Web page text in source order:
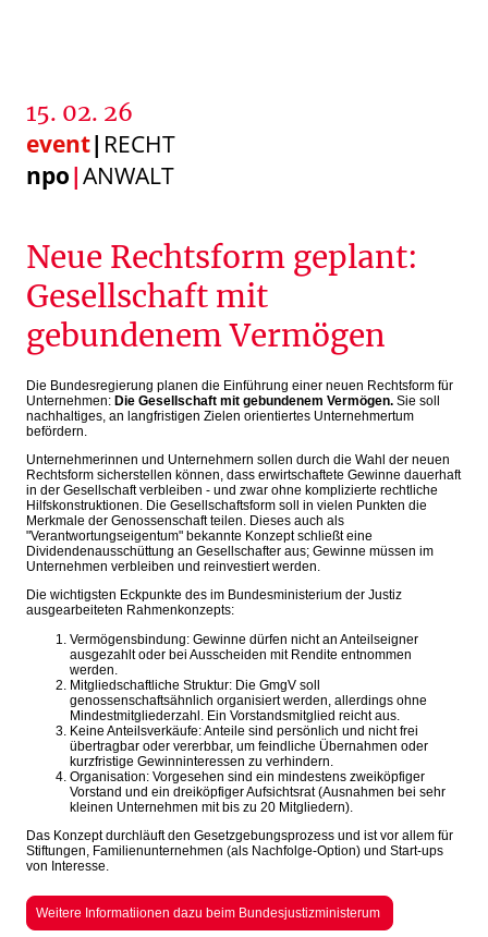
15. 02. 26
event| RECHT
npo|ANWALT
Neue Rechtsform geplant:
Gesellschaft mit
gebundenem Vermögen
Die Bundesregierung planen die Einführung einer neuen Rechtsform für
Unternehmen: Die Gesellschaft mit gebundenem Vermögen. Sie soll
nachhaltiges, an langfristigen Zielen orientiertes Unternehmertum
befördern.
Unternehmerinnen und Unternehmern sollen durch die Wahl der neuen
Rechtsform sicherstellen können, dass erwirtschaftete Gewinne dauerhaft
in der Gesellschaft verbleiben - und zwar ohne komplizierte rechtliche
Hilfskonstruktionen. Die Gesellschaftsform soll in vielen Punkten die
Merkmale der Genossenschaft teilen. Dieses auch als
"Verantwortungseigentum" bekannte Konzept schließt eine
Dividendenausschüttung an Gesellschafter aus; Gewinne müssen im
Unternehmen verbleiben und reinvestiert werden.
Die wichtigsten Eckpunkte des im Bundesministerium der Justiz
ausgearbeiteten Rahmenkonzepts:
Vermögensbindung: Gewinne dürfen nicht an Anteilseigner
ausgezahlt oder bei Ausscheiden mit Rendite entnommen
werden.
Mitgliedschaftliche Struktur: Die GmgV soll
genossenschaftsähnlich organisiert werden, allerdings ohne
Mindestmitgliederzahl. Ein Vorstandsmitglied reicht aus.
Keine Anteilsverkäufe: Anteile sind persönlich und nicht frei
übertragbar oder vererbbar, um feindliche Übernahmen oder
kurzfristige Gewinninteressen zu verhindern.
Organisation: Vorgesehen sind ein mindestens zweiköpfiger
Vorstand und ein dreiköpfiger Aufsichtsrat (Ausnahmen bei sehr
kleinen Unternehmen mit bis zu 20 Mitgliedern).
Das Konzept durchläuft den Gesetzgebungsprozess und ist vor allem für
Stiftungen, Familienunternehmen (als Nachfolge-Option) und Start-ups
von Interesse.
Weitere Informatiionen dazu beim Bundesjustizministerum